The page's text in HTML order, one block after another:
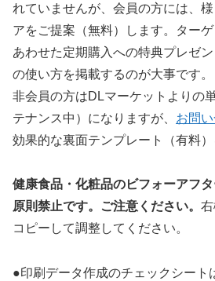
れていませんが、会員の方には、
アをご提案（無料）します。ター
あわせた定期購入への特典プレゼ
の使い方を掲載するのが大事です。
非会員の方はDLマーケットよりの
テナンス中）になりますが、 お問
効果的な裏面テンプレート（有料）
健康食品・化粧品のビフォーアフ
原則禁止です。ご注意ください。
コピーして調整してください。
●印刷データ作成のチェックシート